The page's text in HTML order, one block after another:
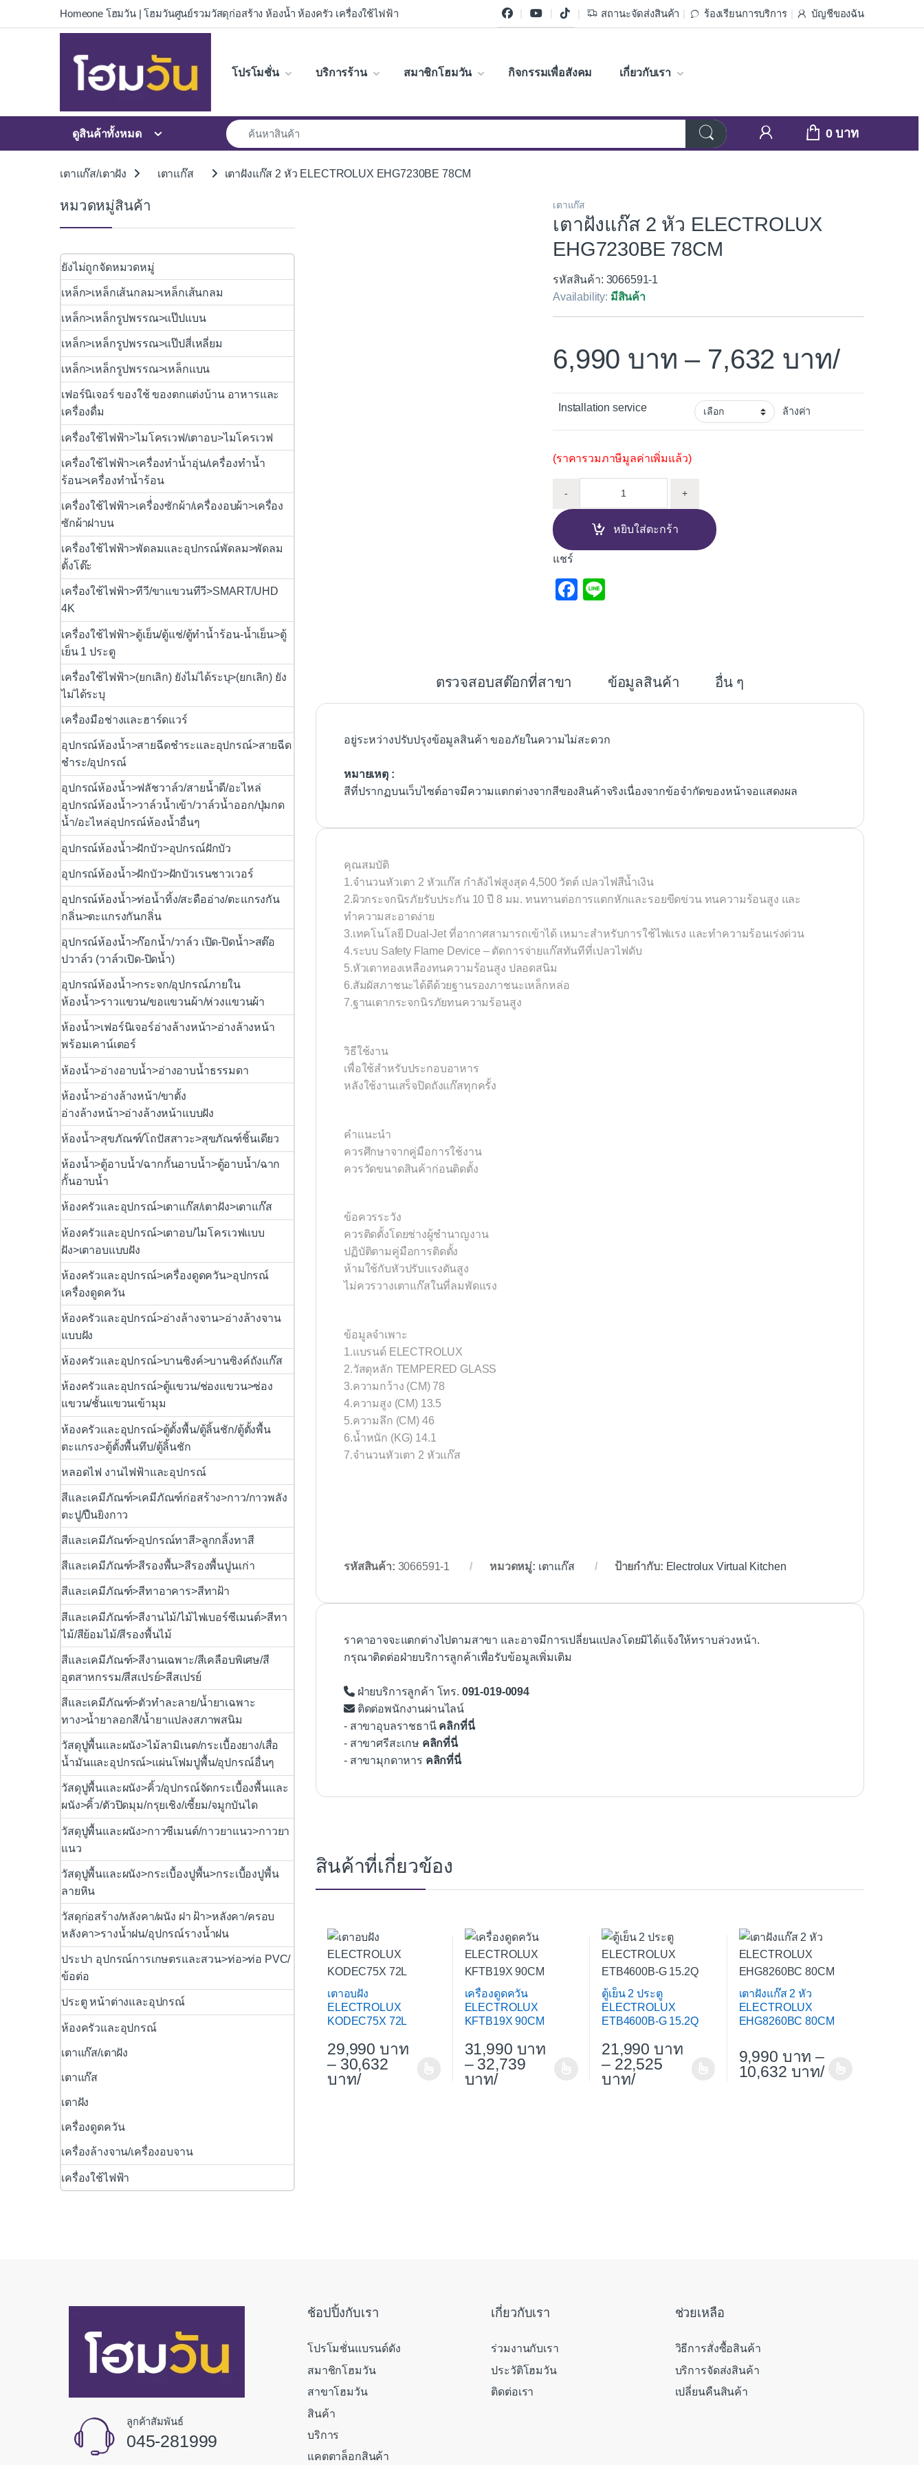
Skip to navigation
Skip to contentHomeone โฮมวัน | โฮมวันศูนย์รวมวัสดุก่อสร้าง ห้องน้ำ ห้องครัว เครื่องใช้ไฟฟ้า สถานะจัดส่งสินค้า ร้องเรียนการบริการ บัญชีของฉัน
โปรโมชั่น บริการร้าน สมาชิกโฮมวัน กิจกรรมเพื่อสังคม เกี่ยวกับเรา
ดูสินค้าทั้งหมด 0
เตาแก๊ส/เตาฝัง เตาแก๊ส เตาฝังแก๊ส 2 หัว ELECTROLUX EHG7230BE 78CM
เตาแก๊ส
เตาฝังแก๊ส 2 หัว ELECTROLUX
EHG7230BE 78CM
รหัสสินค้า: 3066591-1
Availability: มีสินค้า
6,990 – 7,632 /
Installation service ล้างค่า
(ราคารวมภาษีมูลค่าเพิ่มแล้ว)
- +
หยิบใส่ตะกร้า
แชร์
F
o
k
ตรวจสอบสต๊อกที่สาขา ข้อมูลสินค้า อื่น ๆ
อยู่ระหว่างปรับปรุงข้อมูลสินค้า ขออภัยในความไม่สะดวก
หมายเหตุ :
สีที่ปรากฏบนเว็บไซต์อาจมีความแตกต่างจากสีของสินค้าจริงเนื่องจากข้อจำกัดของหน้าจอแสดงผล
คุณสมบัติ
1.จำนวนหัวเตา 2 หัวแก๊ส กำลังไฟสูงสุด 4,500 วัตต์ เปลวไฟสีน้ำเงิน
2.ผิวกระจกนิรภัยรับประกัน 10 ปี 8 มม. ทนทานต่อการแตกหักและรอยขีดข่วน ทนความร้อนสูง และ
ทำความสะอาดง่าย
3.เทคโนโลยี Dual-Jet ที่อากาศสามารถเข้าได้ เหมาะสำหรับการใช้ไฟแรง และทำความร้อนเร่งด่วน
4.ระบบ Safety Flame Device – ตัดการจ่ายแก๊สทันทีที่เปลวไฟดับ
5.หัวเตาทองเหลืองทนความร้อนสูง ปลอดสนิม
6.สัมผัสภาชนะได้ดีด้วยฐานรองภาชนะเหล็กหล่อ
7.ฐานเตากระจกนิรภัยทนความร้อนสูง
วิธีใช้งาน
เพื่อใช้สำหรับประกอบอาหาร
หลังใช้งานเสร็จปิดถังแก๊สทุกครั้ง
คำแนะนำ
ควรศึกษาจากคู่มือการใช้งาน
ควรวัดขนาดสินค้าก่อนติดตั้ง
ข้อควรระวัง
ควรติดตั้งโดยช่างผู้ชำนาญงาน
ปฏิบัติตามคู่มือการติดตั้ง
ห้ามใช้กับหัวปรับแรงดันสูง
ไม่ควรวางเตาแก๊สในที่ลมพัดแรง
ข้อมูลจำเพาะ
1.แบรนด์ ELECTROLUX
2.วัสดุหลัก TEMPERED GLASS
3.ความกว้าง (CM) 78
4.ความสูง (CM) 13.5
5.ความลึก (CM) 46
6.น้ำหนัก (KG) 14.1
7.จำนวนหัวเตา 2 หัวแก๊ส
รหัสสินค้า: 3066591-1 หมวดหมู่: เตาแก๊ส ป้ายกำกับ: Electrolux Virtual Kitchen
ราคาอาจจะแตกต่างไปตามสาขา และอาจมีการเปลี่ยนแปลงโดยมิได้แจ้งให้ทราบล่วงหน้า.
กรุณาติดต่อฝ่ายบริการลูกค้าเพื่อรับข้อมูลเพิ่มเติม
ฝ่ายบริการลูกค้า โทร. 091-019-0094
ติดต่อพนักงานผ่านไลน์
- สาขาอุบลราชธานี คลิกที่นี่
- สาขาศรีสะเกษ คลิกที่นี่
- สาขามุกดาหาร คลิกที่นี่
สินค้าที่เกี่ยวข้อง
เตาอบฝัง
ELECTROLUX
KODEC75X 72L
29,990
– 30,632
/
This product has multiple variants. The options may be chosen on the product page
เครื่องดูดควัน
ELECTROLUX
KFTB19X 90CM
31,990
– 32,739
/
This product has multiple variants. The options may be chosen on the product page
ตู้เย็น 2 ประตู
ELECTROLUX
ETB4600B-G 15.2Q
21,990
– 22,525
/
This product has multiple variants. The options may be chosen on
เตาฝังแก๊ส 2 หัว
ELECTROLUX
EHG8260BC 80CM
9,990
–
10,632
/
This product has multiple variants.
หมวดหมู่สินค้า
ยังไม่ถูกจัดหมวดหมู่
เหล็ก>เหล็กเส้นกลม>เหล็กเส้นกลม
เหล็ก>เหล็กรูปพรรณ>แป๊ปแบน
เหล็ก>เหล็กรูปพรรณ>แป๊ปสี่เหลี่ยม
เหล็ก>เหล็กรูปพรรณ>เหล็กแบน
เฟอร์นิเจอร์ ของใช้ ของตกแต่งบ้าน อาหารและ
เครื่องดื่ม
เครื่องใช้ไฟฟ้า>ไมโครเวฟ/เตาอบ>ไมโครเวฟ
เครื่องใช้ไฟฟ้า>เครื่องทำน้ำอุ่น/เครื่องทำน้ำ
ร้อน>เครื่องทำน้ำร้อน
เครื่องใช้ไฟฟ้า>เครื่่องซักผ้า/เครื่องอบผ้า>เครื่อง
ซักผ้าฝาบน
เครื่องใช้ไฟฟ้า>พัดลมและอุปกรณ์พัดลม>พัดลม
ตั้งโต๊ะ
เครื่องใช้ไฟฟ้า>ทีวี/ขาแขวนทีวี>SMART/UHD
4K
เครื่องใช้ไฟฟ้า>ตู้เย็น/ตู้แช่/ตู้ทำน้ำร้อน-น้ำเย็น>ตู้
เย็น 1 ประตู
เครื่องใช้ไฟฟ้า>(ยกเลิก) ยังไม่ได้ระบุ>(ยกเลิก) ยัง
ไม่ได้ระบุ
เครื่องมือช่างและฮาร์ดแวร์
อุปกรณ์ห้องน้ำ>สายฉีดชำระและอุปกรณ์>สายฉีด
ชำระ/อุปกรณ์
อุปกรณ์ห้องน้ำ>ฟลัชวาล์ว/สายน้ำดี/อะไหล่
อุปกรณ์ห้องน้ำ>วาล์วน้ำเข้า/วาล์วน้ำออก/ปุ่มกด
น้ำ/อะไหล่อุปกรณ์ห้องน้ำอื่นๆ
อุปกรณ์ห้องน้ำ>ฝักบัว>อุปกรณ์ฝักบัว
อุปกรณ์ห้องน้ำ>ฝักบัว>ฝักบัวเรนชาวเวอร์
อุปกรณ์ห้องน้ำ>ท่อน้ำทิ้ง/สะดืออ่าง/ตะแกรงกัน
กลิ่น>ตะแกรงกันกลิ่น
อุปกรณ์ห้องน้ำ>ก๊อกน้ำ/วาล์ว เปิด-ปิดน้ำ>สต๊อ
ปวาล์ว (วาล์วเปิด-ปิดน้ำ)
อุปกรณ์ห้องน้ำ>กระจก/อุปกรณ์ภายใน
ห้องน้ำ>ราวแขวน/ขอแขวนผ้า/ห่วงแขวนผ้า
ห้องน้ำ>เฟอร์นิเจอร์อ่างล้างหน้า>อ่างล้างหน้า
พร้อมเคาน์เตอร์
ห้องน้ำ>อ่างอาบน้ำ>อ่างอาบน้ำธรรมดา
ห้องน้ำ>อ่างล้างหน้า/ขาตั้ง
อ่างล้างหน้า>อ่างล้างหน้าแบบฝัง
ห้องน้ำ>สุขภัณฑ์/โถปัสสาวะ>สุขภัณฑ์ชิ้นเดียว
ห้องน้ำ>ตู้อาบน้ำ/ฉากกั้นอาบน้ำ>ตู้อาบน้ำ/ฉาก
กั้นอาบน้ำ
ห้องครัวและอุปกรณ์>เตาแก๊ส/เตาฝัง>เตาแก๊ส
ห้องครัวและอุปกรณ์>เตาอบ/ไมโครเวฟแบบ
ฝัง>เตาอบแบบฝัง
ห้องครัวและอุปกรณ์>เครื่องดูดควัน>อุปกรณ์
เครื่องดูดควัน
ห้องครัวและอุปกรณ์>อ่างล้างจาน>อ่างล้างจาน
แบบฝัง
ห้องครัวและอุปกรณ์>บานซิงค์>บานซิงค์ถังแก๊ส
ห้องครัวและอุปกรณ์>ตู้แขวน/ช่องแขวน>ช่อง
แขวน/ชั้นแขวนเข้ามุม
ห้องครัวและอุปกรณ์>ตู้ตั้งพื้น/ตู้ลิ้นชัก/ตู้ตั้งพื้น
ตะแกรง>ตู้ตั้งพื้นทึบ/ตู้ลิ้นชัก
หลอดไฟ งานไฟฟ้าและอุปกรณ์
สีและเคมีภัณฑ์>เคมีภัณฑ์ก่อสร้าง>กาว/กาวพลัง
ตะปู/ปืนยิงกาว
สีและเคมีภัณฑ์>อุปกรณ์ทาสี>ลูกกลิ้งทาสี
สีและเคมีภัณฑ์>สีรองพื้น>สีรองพื้นปูนเก่า
สีและเคมีภัณฑ์>สีทาอาคาร>สีทาฝ้า
สีและเคมีภัณฑ์>สีงานไม้/ไม้ไฟเบอร์ซีเมนต์>สีทา
ไม้/สีย้อมไม้/สีรองพื้นไม้
สีและเคมีภัณฑ์>สีงานเฉพาะ/สีเคลือบพิเศษ/สี
อุตสาหกรรม/สีสเปรย์>สีสเปรย์
สีและเคมีภัณฑ์>ตัวทำละลาย/น้ำยาเฉพาะ
ทาง>น้ำยาลอกสี/น้ำยาแปลงสภาพสนิม
วัสดุปูพื้นและผนัง>ไม้ลามิเนต/กระเบื้องยาง/เสื่อ
น้ำมันและอุปกรณ์>แผ่นโฟมปูพื้น/อุปกรณ์อื่นๆ
วัสดุปูพื้นและผนัง>คิ้ว/อุปกรณ์จัดกระเบื้องพื้นและ
ผนัง>คิ้ว/ตัวปิดมุม/กรุยเชิง/เซี้ยม/จมูกบันได
วัสดุปูพื้นและผนัง>กาวซีเมนต์/กาวยาแนว>กาวยา
แนว
วัสดุปูพื้นและผนัง>กระเบื้องปูพื้น>กระเบื้องปูพื้น
ลายหิน
วัสดุก่อสร้าง/หลังคา/ผนัง ฝา ฝ้า>หลังคา/ครอบ
หลังคา>รางน้ำฝน/อุปกรณ์รางน้ำฝน
ประปา อุปกรณ์การเกษตรและสวน>ท่อ>ท่อ PVC/
ข้อต่อ
ประตู หน้าต่างและอุปกรณ์
ห้องครัวและอุปกรณ์
เตาแก๊ส/เตาฝัง
เตาแก๊ส
เตาฝัง
เครื่องดูดควัน
เครื่องล้างจาน/เครื่องอบจาน
เครื่องใช้ไฟฟ้า
ลูกค้าสัมพันธ์
045-281999
ช้อปปิ้งกับเรา
โปรโมชั่นแบรนด์ดัง
สมาชิกโฮมวัน
สาขาโฮมวัน
สินค้า
บริการ
แคตตาล็อกสินค้า
เกี่ยวกับเรา
ร่วมงานกับเรา
ประวัติโฮมวัน
ติดต่อเรา
ช่วยเหลือ
วิธีการสั่งซื้อสินค้า
บริการจัดส่งสินค้า
เปลี่ยนคืนสินค้า